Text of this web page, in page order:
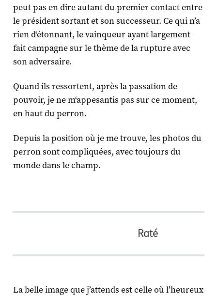
peut pas en dire autant du premier contact entre
le président sortant et son successeur. Ce qui n’a
rien d‘étonnant, le vainqueur ayant largement
fait campagne sur le thème de la rupture avec
son adversaire.
Quand ils ressortent, après la passation de
pouvoir, je ne m‘appesantis pas sur ce moment,
en haut du perron.
Depuis la position où je me trouve, les photos du
perron sont compliquées, avec toujours du
monde dans le champ.
Raté
La belle image que j’attends est celle où l’heureux